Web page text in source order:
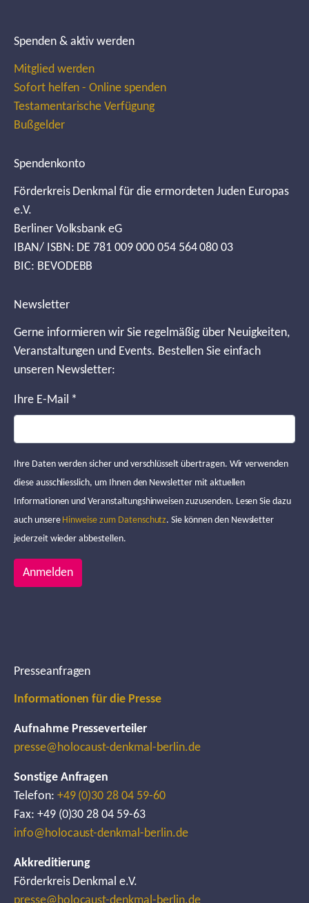
Spenden & aktiv werden
Mitglied werden
Sofort helfen - Online spenden
Testamentarische Verfügung
Bußgelder
Spendenkonto
Förderkreis Denkmal für die ermordeten Juden Europas
e.V.
Berliner Volksbank eG
IBAN/ ISBN: DE 781 009 000 054 564 080 03
BIC: BEVODEBB
Newsletter
Gerne informieren wir Sie regelmäßig über Neuigkeiten,
Veranstaltungen und Events. Bestellen Sie einfach
unseren Newsletter:
Ihre E-Mail *
Ihre Daten werden sicher und verschlüsselt übertragen. Wir verwenden
diese ausschliesslich, um Ihnen den Newsletter mit aktuellen
Informationen und Veranstaltungshinweisen zuzusenden. Lesen Sie dazu
auch unsere Hinweise zum Datenschutz. Sie können den Newsletter
jederzeit wieder abbestellen.
Anmelden
Presseanfragen
Informationen für die Presse
Aufnahme Presseverteiler
presse@holocaust-denkmal-berlin.de
Sonstige Anfragen
Telefon: +49 (0)30 28 04 59-60
Fax: +49 (0)30 28 04 59-63
info@holocaust-denkmal-berlin.de
Akkreditierung
Förderkreis Denkmal e.V.